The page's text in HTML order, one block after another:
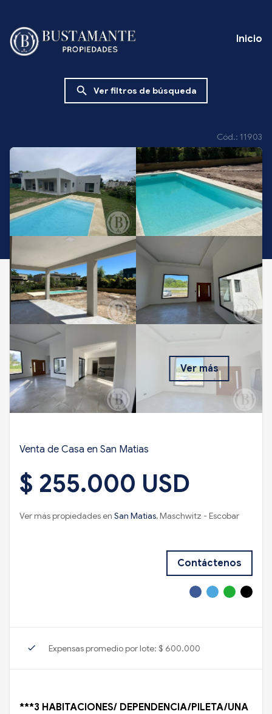
Inicio
search Ver filtros de búsqueda
Cód.: 11903
Ver más
Venta de Casa en San Matias
$ 255.000 USD
Ver más propiedades en San Matias, Maschwitz - Escobar
Contáctenos
check Expensas promedio por lote: $ 600.000
***3 HABITACIONES/ DEPENDENCIA/PILETA/UNA